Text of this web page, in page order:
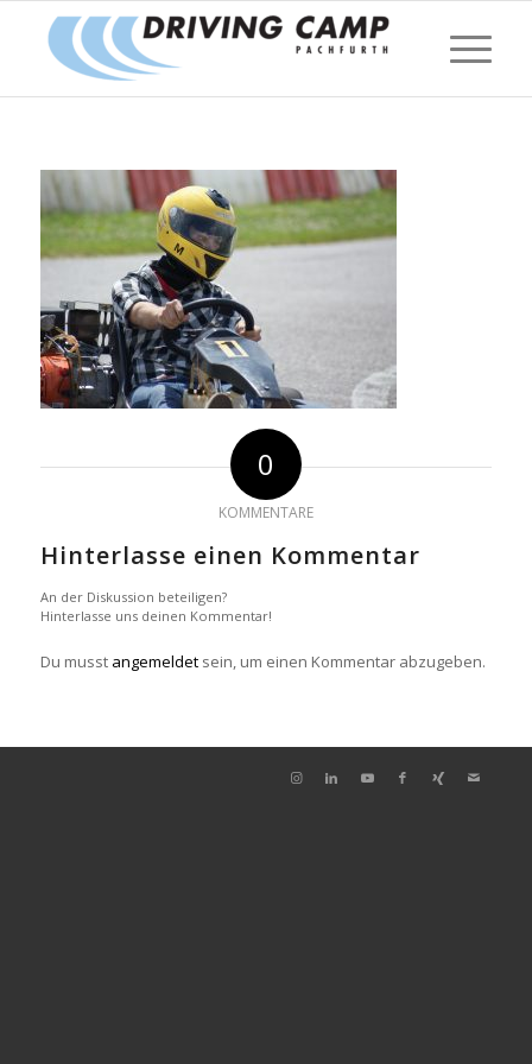
0
KOMMENTARE
Hinterlasse einen Kommentar
An der Diskussion beteiligen?
Hinterlasse uns deinen Kommentar!
Du musst angemeldetsein, um einen Kommentar abzugeben.